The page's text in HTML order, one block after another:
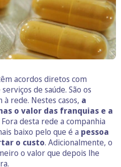
acordos diretos com
de saúde. São os
rede. Nestes casos, a
o valor das franquias e a
Fora desta rede a companhia
baixo pelo que é a pessoa
o custo. Adicionalmente, o
o valor que depois lhe